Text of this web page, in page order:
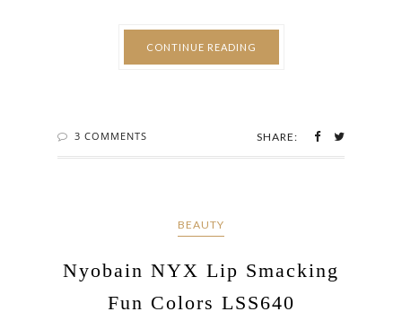
CONTINUE READING
3 COMMENTS SHARE:
BEAUTY
Nyobain NYX Lip Smacking
Fun Colors LSS640